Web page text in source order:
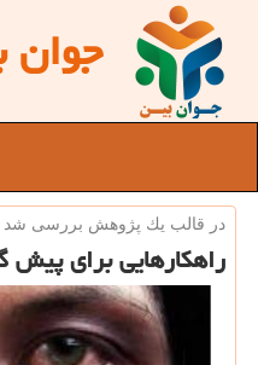
جوان
در قالب یك پژوهش بررسی شد
راهكارهایی برای